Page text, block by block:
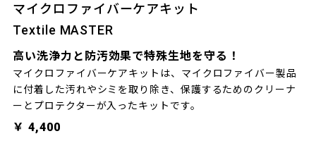
マイクロファイバーケアキット
Textile MASTER
高い洗浄力と防汚効果で特殊生地を守る！
マイクロファイバーケアキットは、マイクロファイバー製品
に付着した汚れやシミを取り除き、保護するためのクリーナ
ーとプロテクターが入ったキットです。
￥ 4,400